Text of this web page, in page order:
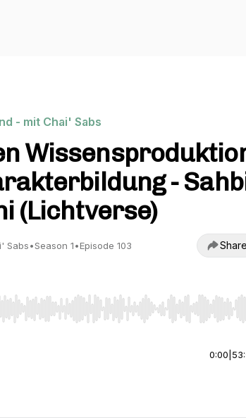
- mit Chai' Sabs
-
(Lichtverse)
Sabs•Season 1•Episode 103 Share
Right to seek, Home/End to jump to start or
0:00